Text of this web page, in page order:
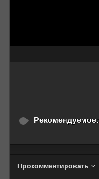
Рекомендуемое:
Прокомментировать